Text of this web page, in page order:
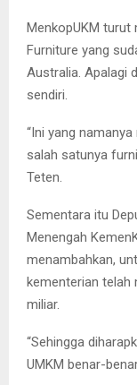
MenkopUKM turut
Furniture yang
Australia. Apalagi
sendiri.
“Ini yang
salah satunya
Teten.
Sementara itu
Menengah
menambahkan,
kementerian telah
miliar.
“Sehingga
UMKM benar-